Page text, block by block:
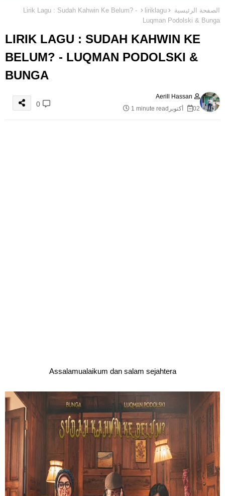
الصفحة الرئيسية liriklagu
Lirik Lagu : Sudah Kahwin Ke Belum? -
Luqman Podolski & Bunga
LIRIK LAGU : SUDAH KAHWIN KE
BELUM? - LUQMAN PODOLSKI &
BUNGA
Aerill Hassan
02 أكتوبر
1 minute read
0
Assalamualaikum dan salam sejahtera